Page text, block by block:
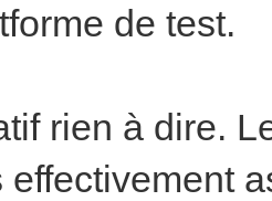
de test.
rien à dire.
effectivement